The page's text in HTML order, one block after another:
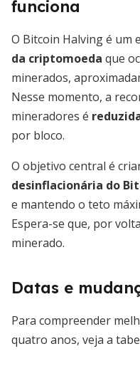
funciona
O Bitcoin Halving é um
da criptomoeda que
minerados,
Nesse momento, a
mineradores é
por bloco.
O objetivo central é
desinflacionária do
e mantendo o teto
Espera-se que, por
minerado.
Datas e
Para compreender
quatro anos, veja a